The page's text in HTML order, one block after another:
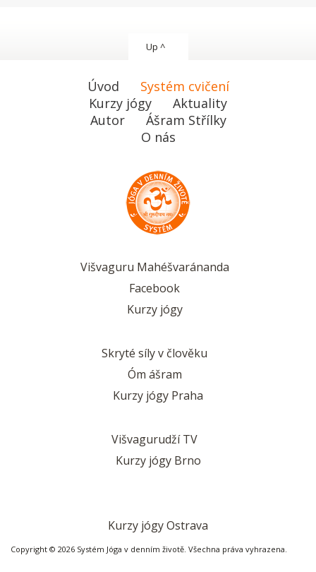
Up ^
Úvod
Systém cvičení
Kurzy jógy
Aktuality
Autor
Ášram Střílky
O nás
Višvaguru Mahéšvaránanda
Facebook
Kurzy jógy
Skryté síly v člověku
Óm ášram
Kurzy jógy Praha
Višvagurudží TV
Kurzy jógy Brno
Kurzy jógy Ostrava
Copyright © 2026 Systém Jóga v denním životě. Všechna práva vyhrazena.